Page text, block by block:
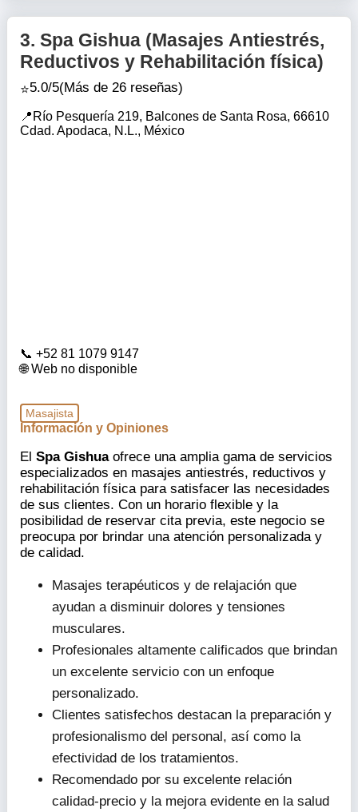
+52 81 1079 9147
Web no disponible
3. Spa Gishua (Masajes Antiestrés,
Reductivos y Rehabilitación física)
5.0/5(Más de 26 reseñas)
Río Pesquería 219, Balcones de Santa Rosa, 66610
Cdad. Apodaca, N.L., México
Masajista
Información y Opiniones
El Spa Gishuaofrece una amplia gama de servicios
especializados en masajes antiestrés, reductivos y
rehabilitación física para satisfacer las necesidades
de sus clientes. Con un horario flexible y la
posibilidad de reservar cita previa, este negocio se
preocupa por brindar una atención personalizada y
de calidad.
Masajes terapéuticos y de relajación que
ayudan a disminuir dolores y tensiones
musculares.
Profesionales altamente calificados que brindan
un excelente servicio con un enfoque
personalizado.
Clientes satisfechos destacan la preparación y
profesionalismo del personal, así como la
efectividad de los tratamientos.
Recomendado por su excelente relación
calidad-precio y la mejora evidente en la salud